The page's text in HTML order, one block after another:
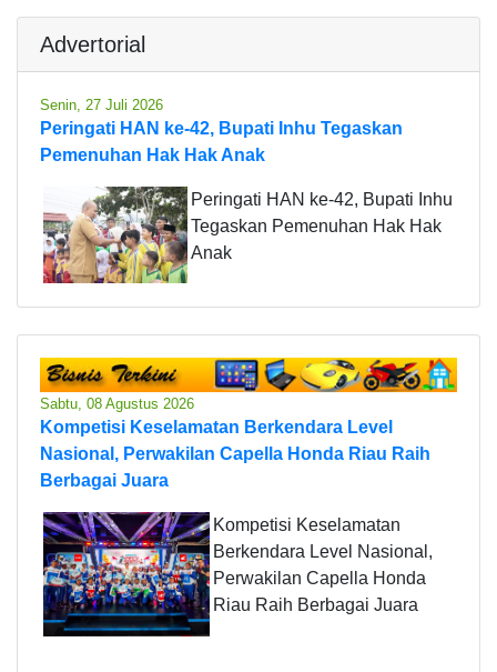
Advertorial
Senin, 27 Juli 2026
Peringati HAN ke-42, Bupati Inhu Tegaskan
Pemenuhan Hak Hak Anak
Peringati HAN ke-42, Bupati Inhu
Tegaskan Pemenuhan Hak Hak
Anak
Sabtu, 08 Agustus 2026
Kompetisi Keselamatan Berkendara Level
Nasional, Perwakilan Capella Honda Riau Raih
Berbagai Juara
Kompetisi Keselamatan
Berkendara Level Nasional,
Perwakilan Capella Honda
Riau Raih Berbagai Juara